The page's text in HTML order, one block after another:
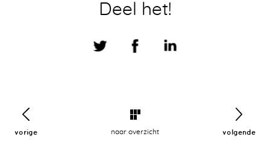
Deel het!
vorige naar overzicht volgende